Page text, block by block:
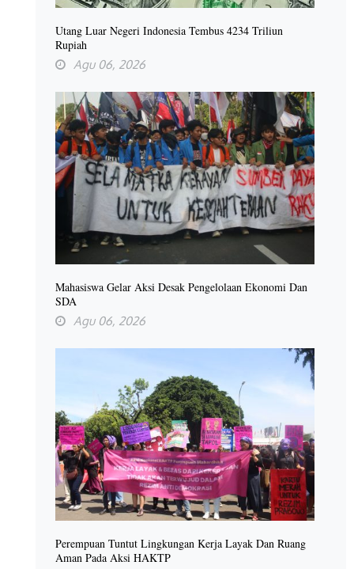
Utang Luar Negeri Indonesia Tembus 4234 Triliun
Rupiah
Agu 06, 2026
Mahasiswa Gelar Aksi Desak Pengelolaan Ekonomi Dan
SDA
Agu 06, 2026
Perempuan Tuntut Lingkungan Kerja Layak Dan Ruang
Aman Pada Aksi HAKTP